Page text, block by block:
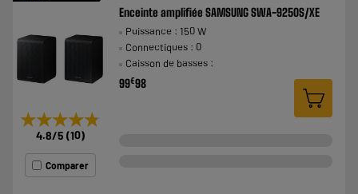
★★★★★
★★★★★
4.8/5 (10)
Comparer
Enceinte amplifiée SAMSUNG SWA-9250S/XE
Puissance : 150 W
Connectiques : 0
Caisson de basses :
99€98